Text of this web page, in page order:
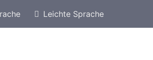
Leichte Sprache